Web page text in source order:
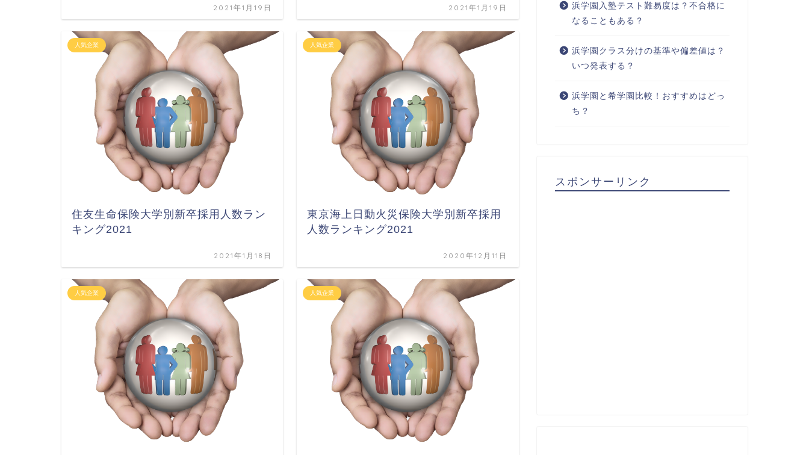
2021年1月19日 2021年1月19日
人気企業
住友生命保険大学別新卒採用人数ラン
キング2021
2021年1月18日
人気企業
東京海上日動火災保険大学別新卒採用
人数ランキング2021
2020年12月11日
人気企業 人気企業
浜学園入塾テスト難易度は？不合格に
なることもある？
浜学園クラス分けの基準や偏差値は？
いつ発表する？
浜学園と希学園比較！おすすめはどっ
ち？
スポンサーリンク